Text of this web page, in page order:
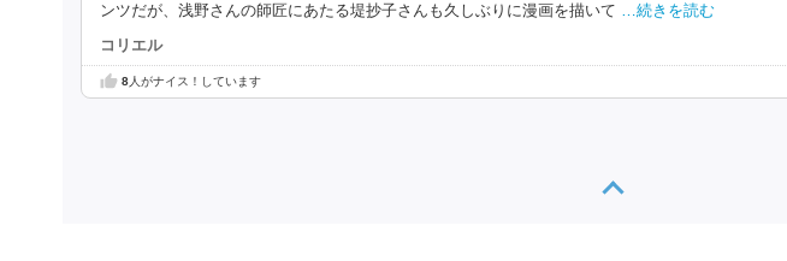
ンツだが、浅野さんの師匠にあたる堤抄子さんも久しぶりに漫画を描いて …続きを読む
コリエル
8人がナイス！しています